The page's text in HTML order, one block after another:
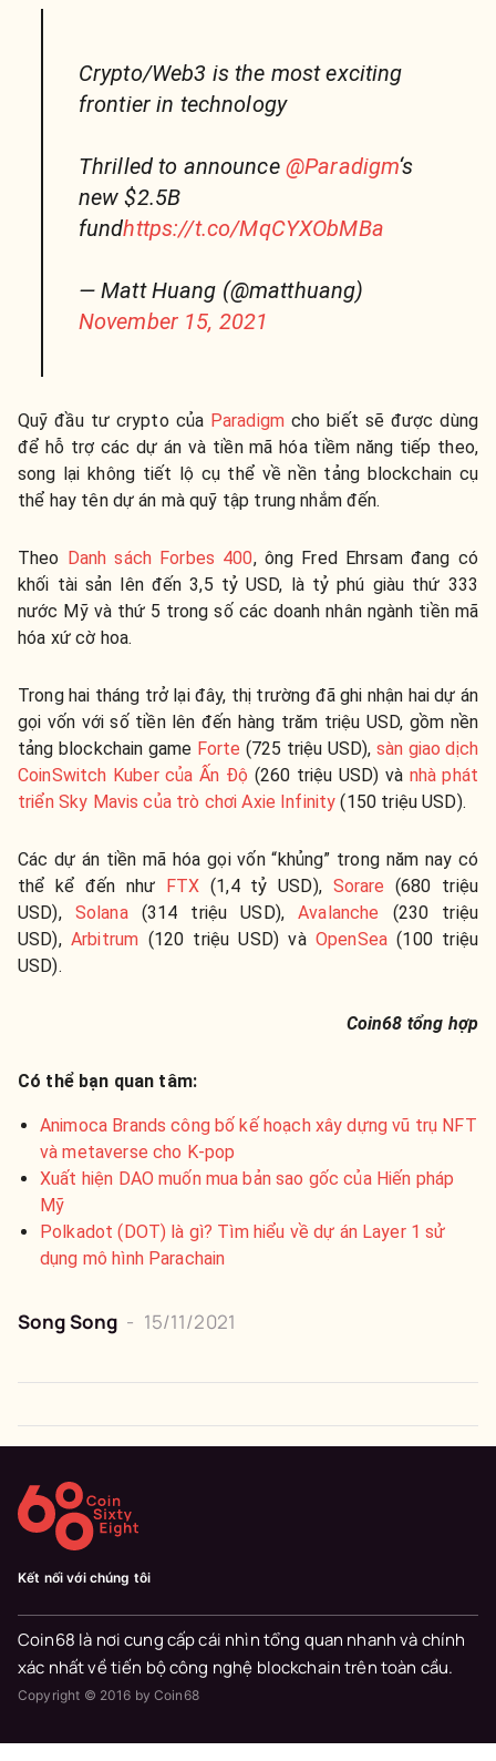
Crypto/Web3 is the most exciting
frontier in technology
Thrilled to announce @Paradigm‘s
new $2.5B
fundhttps://t.co/MqCYXObMBa
— Matt Huang (@matthuang)
November 15, 2021
Quỹ đầu tư crypto của Paradigm cho biết sẽ được dùng
để hỗ trợ các dự án và tiền mã hóa tiềm năng tiếp theo,
song lại không tiết lộ cụ thể về nền tảng blockchain cụ
thể hay tên dự án mà quỹ tập trung nhắm đến.
Theo Danh sách Forbes 400, ông Fred Ehrsam đang có
khối tài sản lên đến 3,5 tỷ USD, là tỷ phú giàu thứ 333
nước Mỹ và thứ 5 trong số các doanh nhân ngành tiền mã
hóa xứ cờ hoa.
Trong hai tháng trở lại đây, thị trường đã ghi nhận hai dự án
gọi vốn với số tiền lên đến hàng trăm triệu USD, gồm nền
tảng blockchain game Forte (725 triệu USD), sàn giao dịch
CoinSwitch Kuber của Ấn Độ (260 triệu USD) và nhà phát
triển Sky Mavis của trò chơi Axie Infinity (150 triệu USD).
Các dự án tiền mã hóa gọi vốn “khủng” trong năm nay có
thể kể đến như FTX (1,4 tỷ USD), Sorare (680 triệu
USD), Solana(314 triệu USD),Avalanche (230 triệu
USD),Arbitrum (120 triệu USD) và OpenSea (100 triệu
USD).
Coin68 tổng hợp
Có thể bạn quan tâm:
Animoca Brands công bố kế hoạch xây dựng vũ trụ NFT
và metaverse cho K-pop
Xuất hiện DAO muốn mua bản sao gốc của Hiến pháp
Mỹ
Polkadot (DOT) là gì? Tìm hiểu về dự án Layer 1 sử
dụng mô hình Parachain
Song Song - 15/11/2021
Kết nối với chúng tôi
Coin68 là nơi cung cấp cái nhìn tổng quan nhanh và chính
xác nhất về tiến bộ công nghệ blockchain trên toàn cầu.
Copyright © 2016 by Coin68